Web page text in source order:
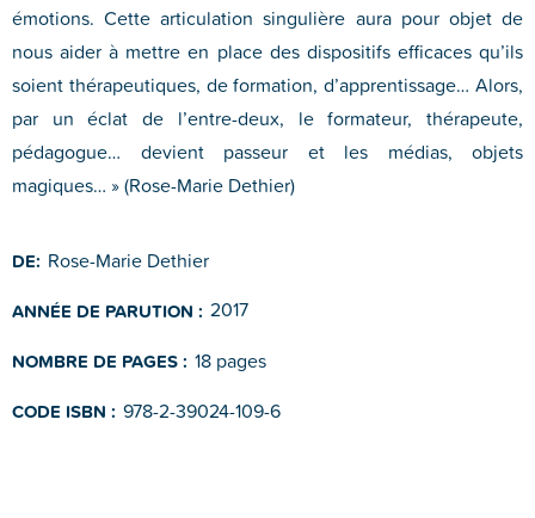
émotions. Cette articulation singulière aura pour objet de
nous aider à mettre en place des dispositifs efficaces qu’ils
soient thérapeutiques, de formation, d’apprentissage… Alors,
par un éclat de l’entre-deux, le formateur, thérapeute,
pédagogue… devient passeur et les médias, objets
magiques… » (Rose-Marie Dethier)
DE: Rose-Marie Dethier
ANNÉE DE PARUTION : 2017
NOMBRE DE PAGES : 18 pages
CODE ISBN : 978-2-39024-109-6